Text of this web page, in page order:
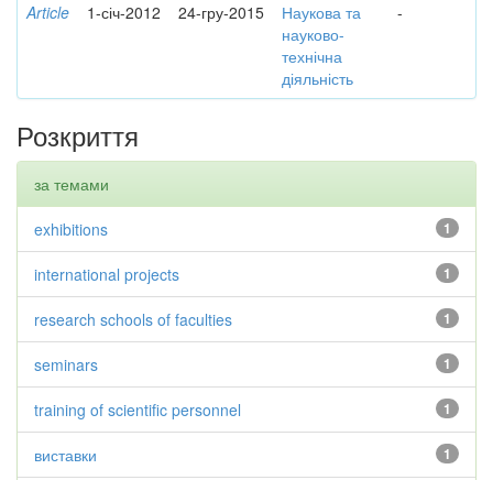
Article 1-січ-2012 24-гру-2015
Наукова та
науково-
технічна
діяльність
-
Розкриття
за темами
1
exhibitions
1
international projects
1
research schools of faculties
1
seminars
1
training of scientific personnel
1
виставки